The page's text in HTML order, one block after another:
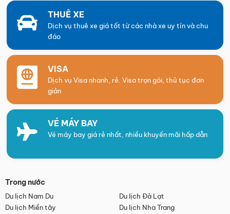
THUÊ XE
Dịch vụ thuê xe giá tốt từ các nhà xe uy tín và chu
đáo
VISA
Dịch vụ Visa nhanh, rẻ. Visa trọn gói, thủ tục đơn
giản
VÉ MÁY BAY
Vé máy bay giá rẻ nhất, nhiều khuyến mãi hấp dẫn
Trong nước
Du lịch Nam Du
Du lịch Đà Lạt
Du lịch Miền tây
Du lịch Nha Trang